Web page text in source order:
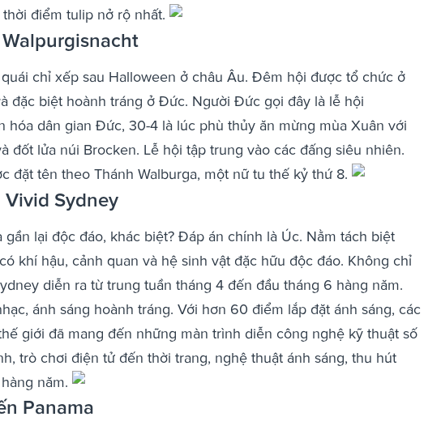
điểm tulip nở rộ nhất.
chỉ xếp sau Halloween ở châu Âu. Đêm hội được tổ chức ở
đặc biệt hoành tráng ở Đức. Người Đức gọi đây là lễ hội
hóa dân gian Đức, 30-4 là lúc phù thủy ăn mừng mùa Xuân với
đốt lửa núi Brocken. Lễ hội tập trung vào các đấng siêu nhiên.
đặt tên theo Thánh Walburga, một nữ tu thế kỷ thứ 8.
Vivid Sydney
lại độc đáo, khác biệt? Đáp án chính là Úc. Nằm tách biệt
khí hậu, cảnh quan và hệ sinh vật đặc hữu độc đáo. Không chỉ
diễn ra từ trung tuần tháng 4 đến đầu tháng 6 hàng năm.
ánh sáng hoành tráng. Với hơn 60 điểm lắp đặt ánh sáng, các
giới đã mang đến những màn trình diễn công nghệ kỹ thuật số
trò chơi điện tử đến thời trang, nghệ thuật ánh sáng, thu hút
năm.
Panama